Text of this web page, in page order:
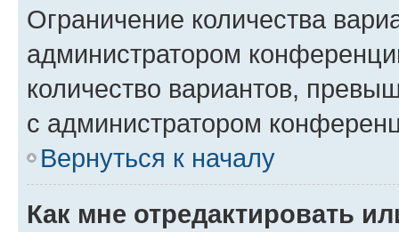
Ограничение количества
администратором
количество вариантов,
с администратором
Вернуться к началу
Как мне отредактировать